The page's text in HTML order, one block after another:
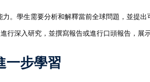
。學生需要分析和解釋當前全球問題，並提出
行深入研究，並撰寫報告或進行口頭報告，展
步學習